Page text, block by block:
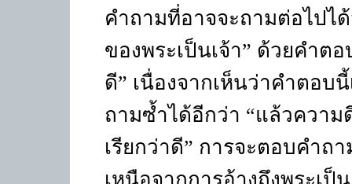
คำถามที่อาจจะถามต่อไปไ
ของพระเป็นเจ้า” ด้วยคำต
ดี” เนื่องจากเห็นว่าคำตอบ
ถามซ้ำได้อีกว่า “แล้วความ
เรียกว่าดี” การจะตอบคำถ